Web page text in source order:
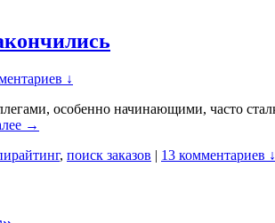
↓
особенно начинающими, часто
→
, поиск заказов | 13 комментариев ↓